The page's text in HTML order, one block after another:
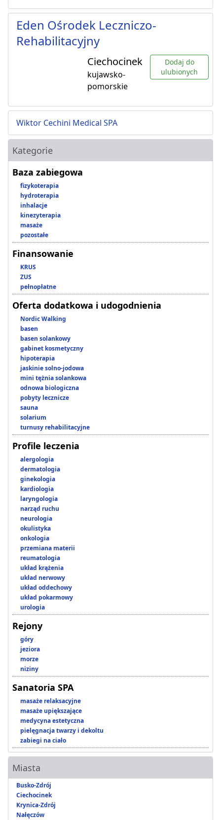
Eden Ośrodek Leczniczo-
Rehabilitacyjny
Ciechocinek
kujawsko-
pomorskie
Dodaj do
ulubionych
Wiktor Cechini Medical SPA
Kategorie
Baza zabiegowa
fizykoterapia
hydroterapia
inhalacje
kinezyterapia
masaże
pozostałe
Finansowanie
KRUS
ZUS
pełnopłatne
Oferta dodatkowa i udogodnienia
Nordic Walking
basen
basen solankowy
gabinet kosmetyczny
hipoterapia
jaskinie solno-jodowa
mini tężnia solankowa
odnowa biologiczna
pobyty lecznicze
sauna
solarium
turnusy rehabilitacyjne
Profile leczenia
alergologia
dermatologia
ginekologia
kardiologia
laryngologia
narząd ruchu
neurologia
okulistyka
onkologia
przemiana materii
reumatologia
układ krążenia
układ nerwowy
układ oddechowy
układ pokarmowy
urologia
Rejony
góry
jeziora
morze
niziny
Sanatoria SPA
masaże relaksacyjne
masaże upiększające
medycyna estetyczna
pielęgnacja twarzy i dekoltu
zabiegi na ciało
Miasta
Busko-Zdrój
Ciechocinek
Krynica-Zdrój
Nałęczów